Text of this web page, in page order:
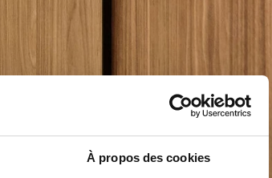
À propos des cookies